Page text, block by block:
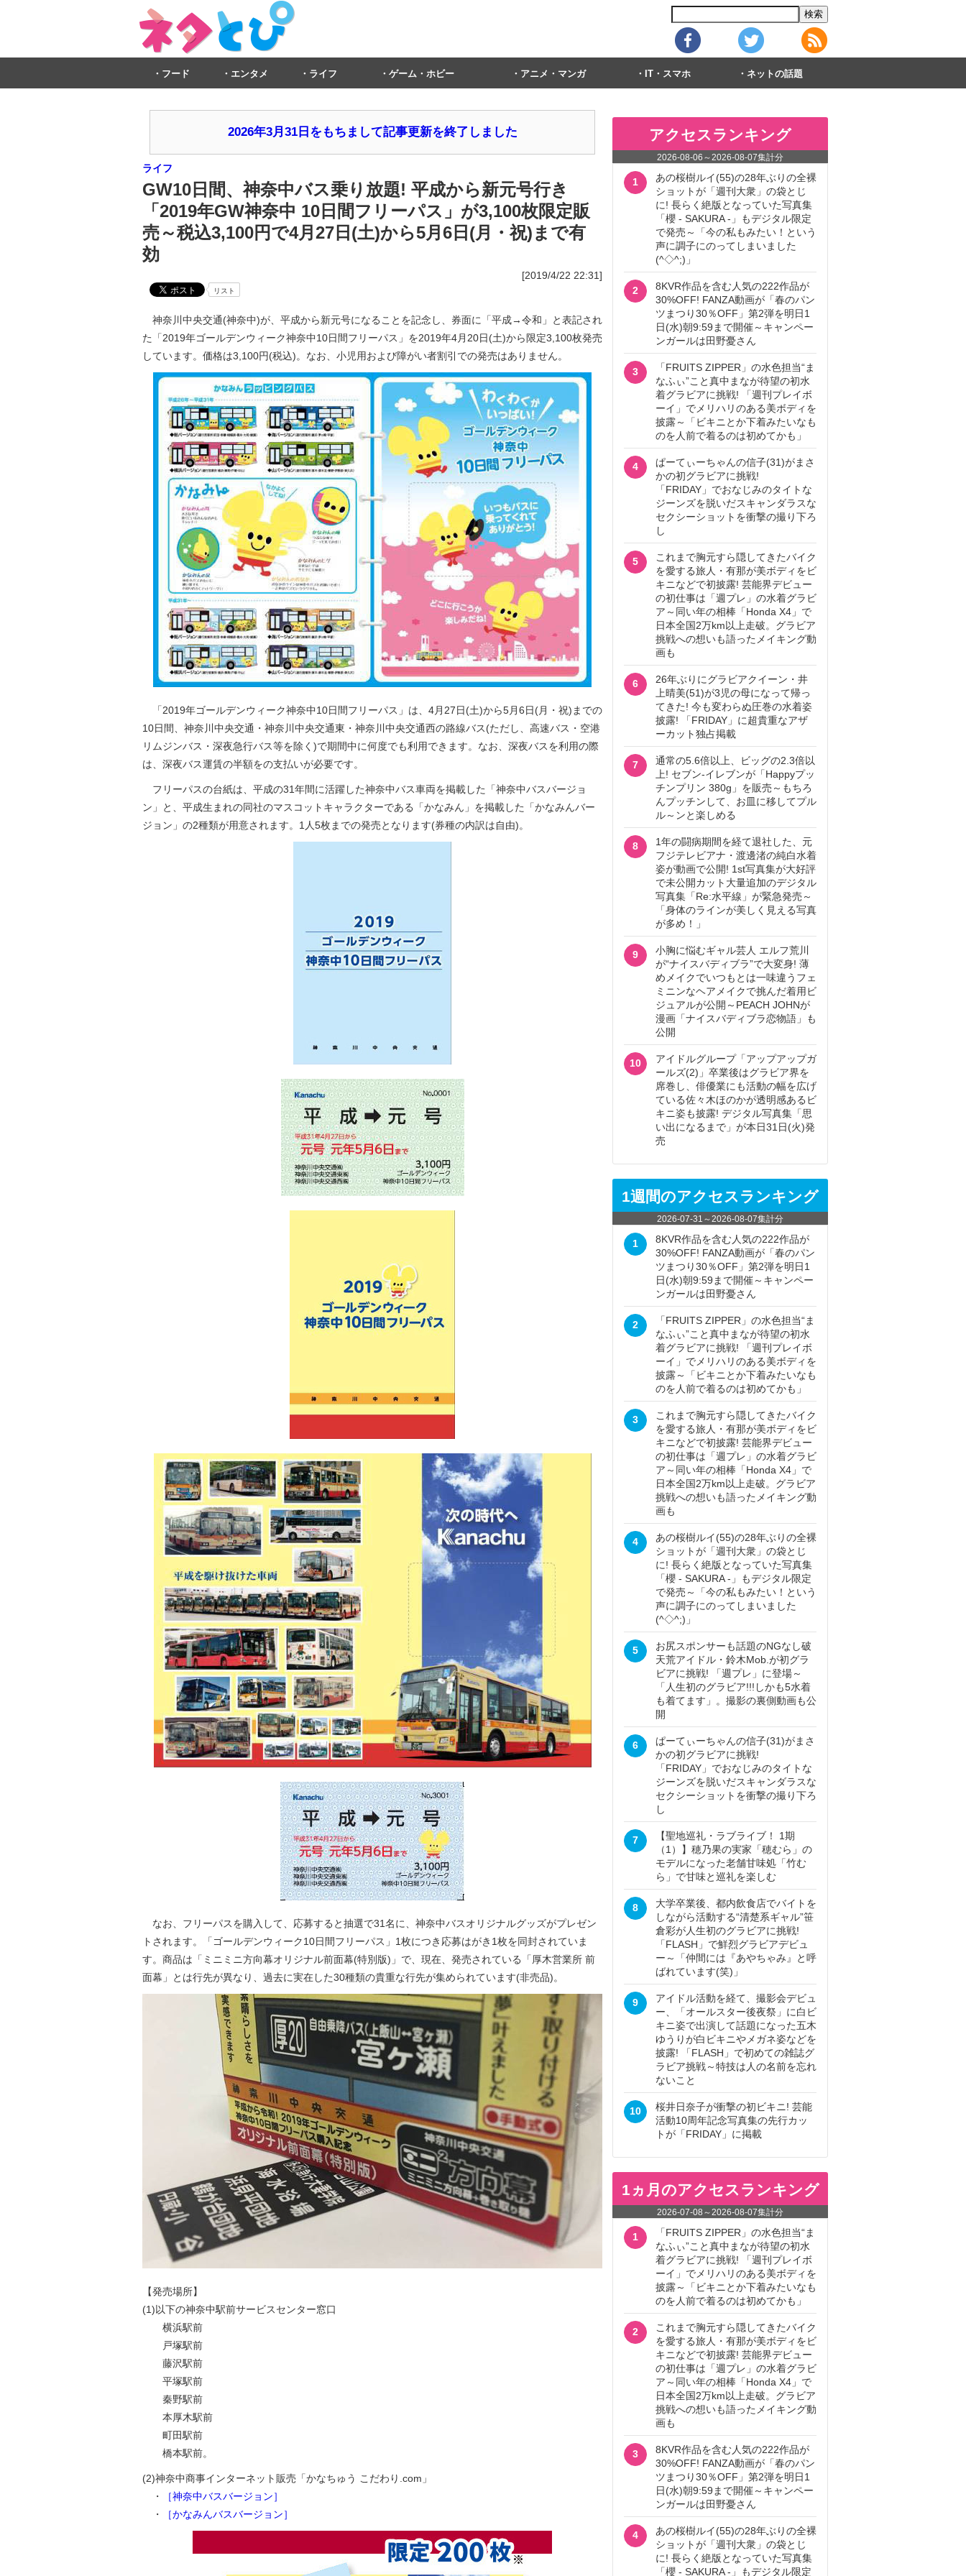
フード エンタメ ライフ ゲーム・ホビー アニメ・マンガ IT・スマホ ネットの話題
2026年3月31日をもちまして記事更新を終了しました
ライフ
GW10日間、神奈中バス乗り放題! 平成から新元号行き
「2019年GW神奈中 10日間フリーパス」が3,100枚限定販
売～税込3,100円で4月27日(土)から5月6日(月・祝)まで有
効
[2019/4/22 22:31]
リスト
神奈川中央交通(神奈中)が、平成から新元号になることを記念し、券面に「平成→令和」と表記され
た「2019年ゴールデンウィーク神奈中10日間フリーパス」を2019年4月20日(土)から限定3,100枚発売
しています。価格は3,100円(税込)。なお、小児用および障がい者割引での発売はありません。
「2019年ゴールデンウィーク神奈中10日間フリーパス」は、4月27日(土)から5月6日(月・祝)までの
10日間、神奈川中央交通・神奈川中央交通東・神奈川中央交通西の路線バス(ただし、高速バス・空港
リムジンバス・深夜急行バス等を除く)で期間中に何度でも利用できます。なお、深夜バスを利用の際
は、深夜バス運賃の半額をの支払いが必要です。
フリーパスの台紙は、平成の31年間に活躍した神奈中バス車両を掲載した「神奈中バスバージョ
ン」と、平成生まれの同社のマスコットキャラクターである「かなみん」を掲載した「かなみんバー
ジョン」の2種類が用意されます。1人5枚までの発売となります(券種の内訳は自由)。
なお、フリーパスを購入して、応募すると抽選で31名に、神奈中バスオリジナルグッズがプレゼン
トされます。「ゴールデンウィーク10日間フリーパス」1枚につき応募はがき1枚を同封されていま
す。商品は「ミニミニ方向幕オリジナル前面幕(特別版)」で、現在、発売されている「厚木営業所 前
面幕」とは行先が異なり、過去に実在した30種類の貴重な行先が集められています(非売品)。
【発売場所】
(1)以下の神奈中駅前サービスセンター窓口
横浜駅前
戸塚駅前
藤沢駅前
平塚駅前
秦野駅前
本厚木駅前
町田駅前
橋本駅前。
(2)神奈中商事インターネット販売「かなちゅう こだわり.com」
・
［神奈中バスバージョン］
・
［かなみんバスバージョン］
アクセスランキング
2026-08-06 ～2026-08-07集計分
1
あの桜樹ルイ(55)の28年ぶりの全裸
ショットが「週刊大衆」の袋とじ
に! 長らく絶版となっていた写真集
「櫻 - SAKURA -」もデジタル限定
で発売～「今の私もみたい！という
声に調子にのってしまいました
(^◇^;)」
2
8KVR作品を含む人気の222作品が
30%OFF! FANZA動画が「春のパン
ツまつり30％OFF」第2弾を明日1
日(水)朝9:59まで開催～キャンペー
ンガールは田野憂さん
3
「FRUITS ZIPPER」の水色担当“ま
なふぃ”こと真中まなが待望の初水
着グラビアに挑戦! 「週刊プレイボ
ーイ」でメリハリのある美ボディを
披露～「ビキニとか下着みたいなも
のを人前で着るのは初めてかも」
4
ぱーてぃーちゃんの信子(31)がまさ
かの初グラビアに挑戦!
「FRIDAY」でおなじみのタイトな
ジーンズを脱いだスキャンダラスな
セクシーショットを衝撃の撮り下ろ
し
5
これまで胸元すら隠してきたバイク
を愛する旅人・有那が美ボディをビ
キニなどで初披露! 芸能界デビュー
の初仕事は「週プレ」の水着グラビ
ア～同い年の相棒「Honda X4」で
日本全国2万km以上走破。グラビア
挑戦への想いも語ったメイキング動
画も
6
26年ぶりにグラビアクイーン・井
上晴美(51)が3児の母になって帰っ
てきた! 今も変わらぬ圧巻の水着姿
披露! 「FRIDAY」に超貴重なアザ
ーカット独占掲載
7
通常の5.6倍以上、ビッグの2.3倍以
上! セブン‐イレブンが「Happyプッ
チンプリン 380g」を販売～もちろ
んプッチンして、お皿に移してプル
ル～ンと楽しめる
8
1年の闘病期間を経て退社した、元
フジテレビアナ・渡邊渚の純白水着
姿が動画で公開! 1st写真集が大好評
で未公開カット大量追加のデジタル
写真集「Re:水平線」が緊急発売～
「身体のラインが美しく見える写真
が多め！」
9
小胸に悩むギャル芸人 エルフ荒川
が“ナイスバディブラ”で大変身! 薄
めメイクでいつもとは一味違うフェ
ミニンなヘアメイクで挑んだ着用ビ
ジュアルが公開～PEACH JOHNが
漫画「ナイスバディブラ恋物語」も
公開
10
アイドルグループ「アップアップガ
ールズ(2)」卒業後はグラビア界を
席巻し、俳優業にも活動の幅を広げ
ている佐々木ほのかが透明感あるビ
キニ姿も披露! デジタル写真集「思
い出になるまで」が本日31日(火)発
売
1週間のアクセスランキング
2026-07-31 ～2026-08-07集計分
1
8KVR作品を含む人気の222作品が
30%OFF! FANZA動画が「春のパン
ツまつり30％OFF」第2弾を明日1
日(水)朝9:59まで開催～キャンペー
ンガールは田野憂さん
2
「FRUITS ZIPPER」の水色担当“ま
なふぃ”こと真中まなが待望の初水
着グラビアに挑戦! 「週刊プレイボ
ーイ」でメリハリのある美ボディを
披露～「ビキニとか下着みたいなも
のを人前で着るのは初めてかも」
3
これまで胸元すら隠してきたバイク
を愛する旅人・有那が美ボディをビ
キニなどで初披露! 芸能界デビュー
の初仕事は「週プレ」の水着グラビ
ア～同い年の相棒「Honda X4」で
日本全国2万km以上走破。グラビア
挑戦への想いも語ったメイキング動
画も
4
あの桜樹ルイ(55)の28年ぶりの全裸
ショットが「週刊大衆」の袋とじ
に! 長らく絶版となっていた写真集
「櫻 - SAKURA -」もデジタル限定
で発売～「今の私もみたい！という
声に調子にのってしまいました
(^◇^;)」
5
お尻スポンサーも話題のNGなし破
天荒アイドル・鈴木Mob.が初グラ
ビアに挑戦! 「週プレ」に登場～
「人生初のグラビア!!!しかも5水着
も着てます」。撮影の裏側動画も公
開
6
ぱーてぃーちゃんの信子(31)がまさ
かの初グラビアに挑戦!
「FRIDAY」でおなじみのタイトな
ジーンズを脱いだスキャンダラスな
セクシーショットを衝撃の撮り下ろ
し
7
【聖地巡礼・ラブライブ！ 1期
（1）】穂乃果の実家「穂むら」の
モデルになった老舗甘味処「竹む
ら」で甘味と巡礼を楽しむ
8
大学卒業後、都内飲食店でバイトを
しながら活動する“清楚系ギャル”笹
倉彩が人生初のグラビアに挑戦!
「FLASH」で鮮烈グラビアデビュ
ー～「仲間には『あやちゃみ』と呼
ばれています(笑)」
9
アイドル活動を経て、撮影会デビュ
ー、「オールスター後夜祭」に白ビ
キニ姿で出演して話題になった五木
ゆうりが白ビキニやメガネ姿などを
披露! 「FLASH」で初めての雑誌グ
ラビア挑戦～特技は人の名前を忘れ
ないこと
10
桜井日奈子が衝撃の初ビキニ! 芸能
活動10周年記念写真集の先行カッ
トが「FRIDAY」に掲載
1ヵ月のアクセスランキング
2026-07-08 ～2026-08-07集計分
1
「FRUITS ZIPPER」の水色担当“ま
なふぃ”こと真中まなが待望の初水
着グラビアに挑戦! 「週刊プレイボ
ーイ」でメリハリのある美ボディを
披露～「ビキニとか下着みたいなも
のを人前で着るのは初めてかも」
2
これまで胸元すら隠してきたバイク
を愛する旅人・有那が美ボディをビ
キニなどで初披露! 芸能界デビュー
の初仕事は「週プレ」の水着グラビ
ア～同い年の相棒「Honda X4」で
日本全国2万km以上走破。グラビア
挑戦への想いも語ったメイキング動
画も
3
8KVR作品を含む人気の222作品が
30%OFF! FANZA動画が「春のパン
ツまつり30％OFF」第2弾を明日1
日(水)朝9:59まで開催～キャンペー
ンガールは田野憂さん
4
あの桜樹ルイ(55)の28年ぶりの全裸
ショットが「週刊大衆」の袋とじ
に! 長らく絶版となっていた写真集
「櫻 - SAKURA -」もデジタル限定